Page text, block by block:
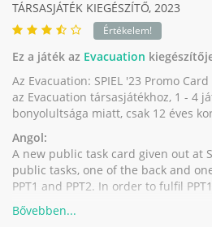
TÁRSASJÁTÉK KIEGÉSZÍTŐ, 2023
Értékelem!
Ez a játék az Evacuation
Az Evacuation: SPIEL '23 Promo
az Evacuation társasjátékhoz, 1 - 4
bonyolultsága miatt, csak 12 éves
Angol:
A new public task card given out at
public tasks, one of the back and
PPT1 and PPT2. In order to fulfil